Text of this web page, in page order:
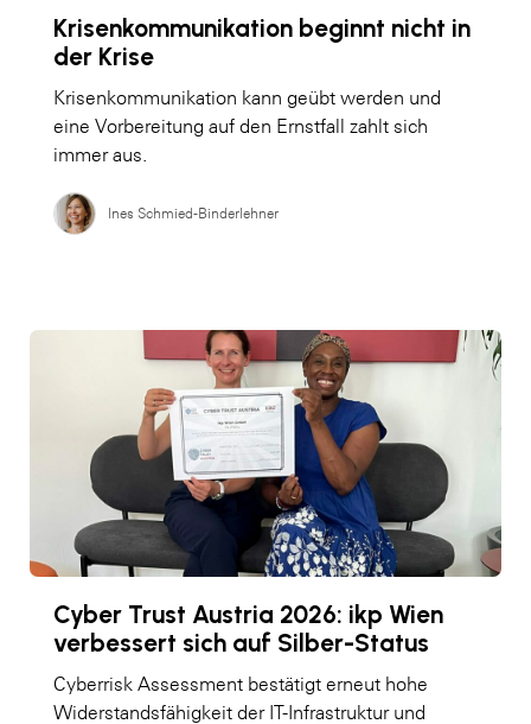
Krisenkommunikation beginnt nicht in
der Krise
Krisenkommunikation kann geübt werden und
eine Vorbereitung auf den Ernstfall zahlt sich
immer aus.
Ines Schmied-Binderlehner
Cyber Trust Austria 2026: ikp Wien
verbessert sich auf Silber-Status
Cyberrisk Assessment bestätigt erneut hohe
Widerstandsfähigkeit der IT-Infrastruktur und